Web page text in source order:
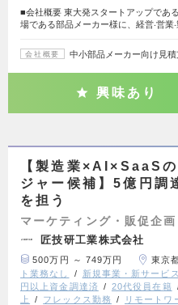
■会社概要 東⼤発スタートアップであ
場である部品メーカー様に、経営‧営業
会社概要 中小部品メーカー向け見
興味あり
【製造業×AI×SaaS
ジャー候補】5億円調
を担う
マーケティング・販促企画
匠技研工業株式会社
500万円 ～ 749万円 東京
ト業務なし
新規事業・新サービス
円以上資金調達済
20代役員在籍
上
フレックス勤務 リモートワ